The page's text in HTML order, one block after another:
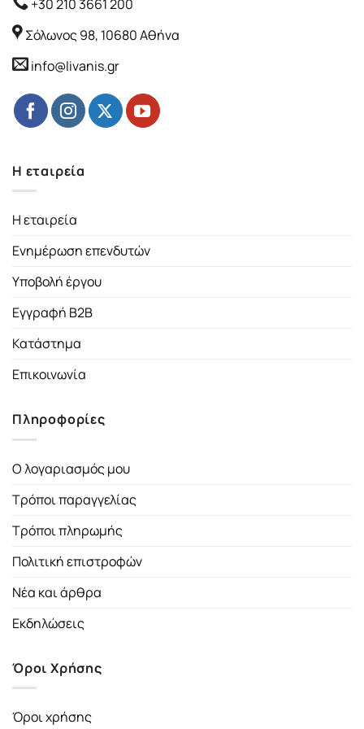
+30 210 3661 200
Σόλωνος 98, 10680 Αθήνα
info@livanis.gr
Η εταιρεία
Η εταιρεία
Ενημέρωση επενδυτών
Υποβολή έργου
Εγγραφή B2B
Κατάστημα
Επικοινωνία
Πληροφορίες
Ο λογαριασμός μου
Τρόποι παραγγελίας
Τρόποι πληρωμής
Πολιτική επιστροφών
Νέα και άρθρα
Εκδηλώσεις
Όροι Χρήσης
Όροι χρήσης